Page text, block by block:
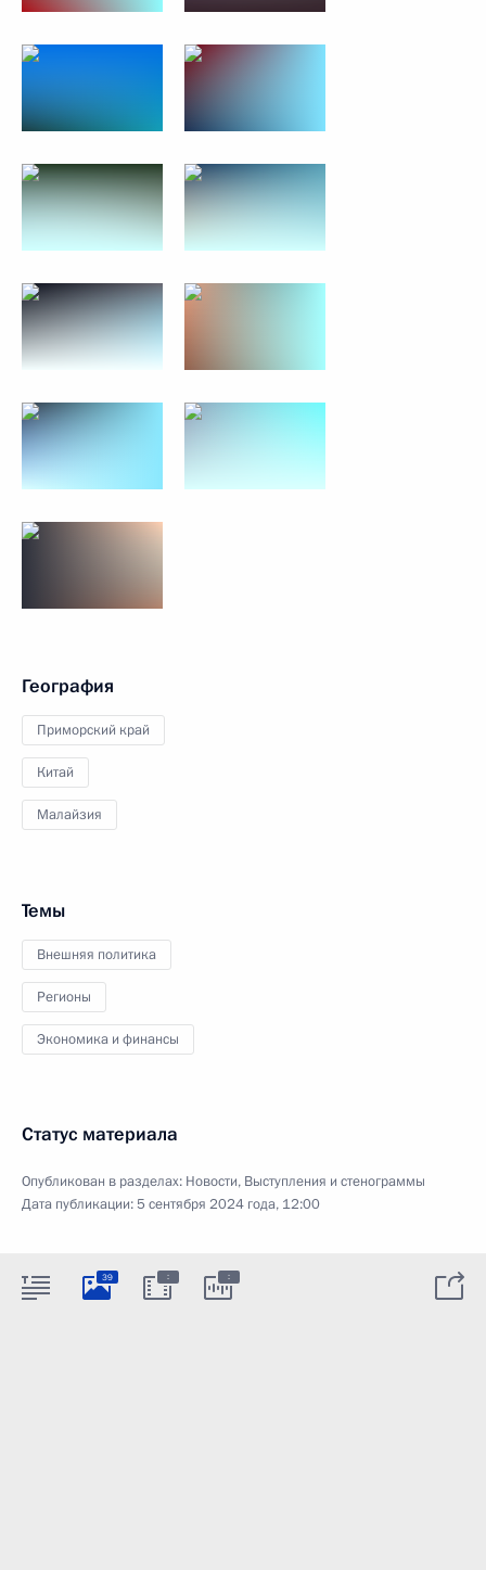
География
Приморский край
Китай
Малайзия
Темы
Внешняя политика
Регионы
Экономика и финансы
Статус материала
Опубликован в разделах: Новости, Выступления и стенограммы
Дата публикации:5 сентября 2024 года, 12:00
39 : :